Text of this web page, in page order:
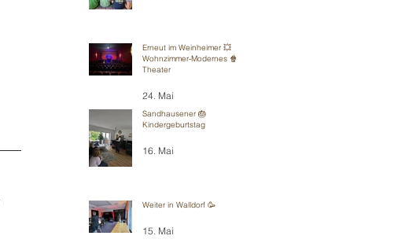
Erneut im Weinheimer 💥
Wohnzimmer-Modernes 🍿
Theater
24. Mai
Sandhausener 🎂
Kindergeburtstag
16. Mai
Weiter in Walldorf 🥳
15. Mai